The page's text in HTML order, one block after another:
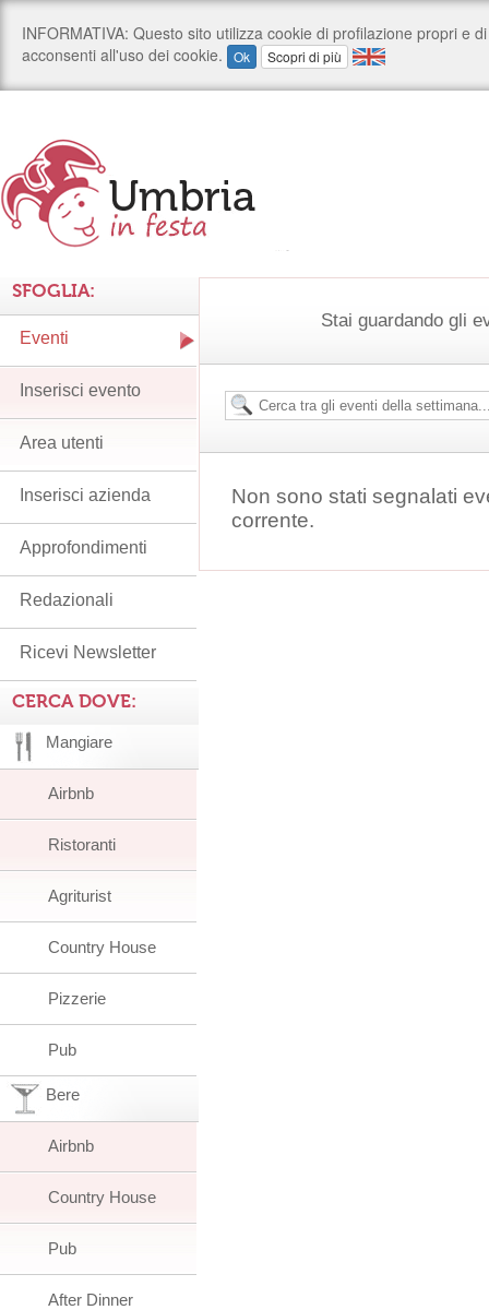
Stai guardando gli
Non sono stati segnalati
corrente.
SFOGLIA:
Eventi
Inserisci evento
Area utenti
Inserisci azienda
Approfondimenti
Redazionali
Ricevi Newsletter
CERCA DOVE:
Mangiare
Airbnb
Ristoranti
Agriturist
Country House
Pizzerie
Pub
Bere
Airbnb
Country House
Pub
After Dinner